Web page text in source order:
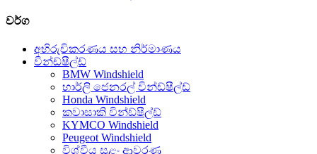
වර්ග
අභිරුචිකරණය සහ නිර්මාණය
වින්ඩ්ෂීල්ඩ්
BMW Windshield
හාර්ලි ජෙනරල් වින්ඩ්ෂීල්ඩ්
Honda Windshield
කවාසාකි වින්ඩ්ෂීල්ඩ්
KYMCO Windshield
Peugeot Windshield
විශ්වීය සුළං ආවරණ